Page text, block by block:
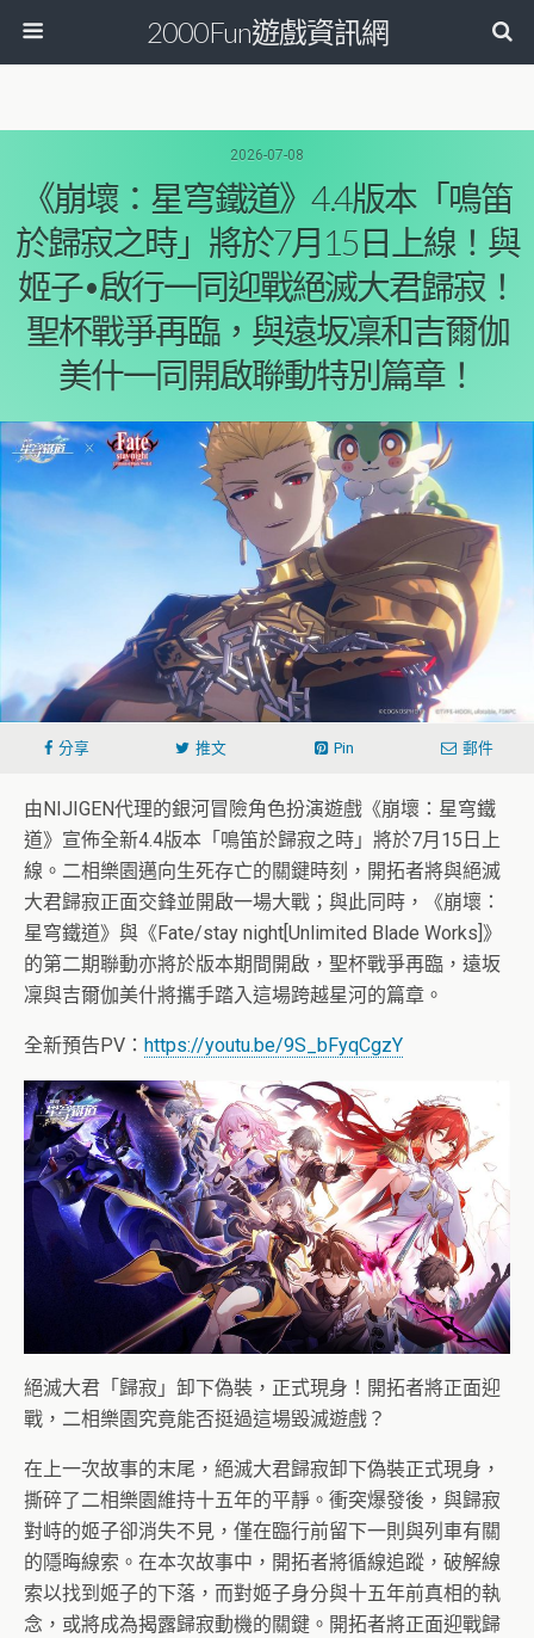
2000Fun遊戲資訊網
2026-07-08
《崩壞：星穹鐵道》4.4版本「鳴笛
於歸寂之時」將於7月15日上線！與
姬子•啟行一同迎戰絕滅大君歸寂！
聖杯戰爭再臨，與遠坂凜和吉爾伽
美什一同開啟聯動特別篇章！
分享 推文 Pin 郵件
由NIJIGEN代理的銀河冒險角色扮演遊戲《崩壞：星穹鐵
道》宣佈全新4.4版本「鳴笛於歸寂之時」將於7月15日上
線。二相樂園邁向生死存亡的關鍵時刻，開拓者將與絕滅
大君歸寂正面交鋒並開啟一場大戰；與此同時，《崩壞：
星穹鐵道》與《Fate/stay night[Unlimited Blade Works]》
的第二期聯動亦將於版本期間開啟，聖杯戰爭再臨，遠坂
凜與吉爾伽美什將攜手踏入這場跨越星河的篇章。
全新預告PV： https://youtu.be/9S_bFyqCgzY
絕滅大君「歸寂」卸下偽裝，正式現身！開拓者將正面迎
戰，二相樂園究竟能否挺過這場毀滅遊戲？
在上一次故事的末尾，絕滅大君歸寂卸下偽裝正式現身，
撕碎了二相樂園維持十五年的平靜。衝突爆發後，與歸寂
對峙的姬子卻消失不見，僅在臨行前留下一則與列車有關
的隱晦線索。在本次故事中，開拓者將循線追蹤，破解線
索以找到姬子的下落，而對姬子身分與十五年前真相的執
念，或將成為揭露歸寂動機的關鍵。開拓者將正面迎戰歸